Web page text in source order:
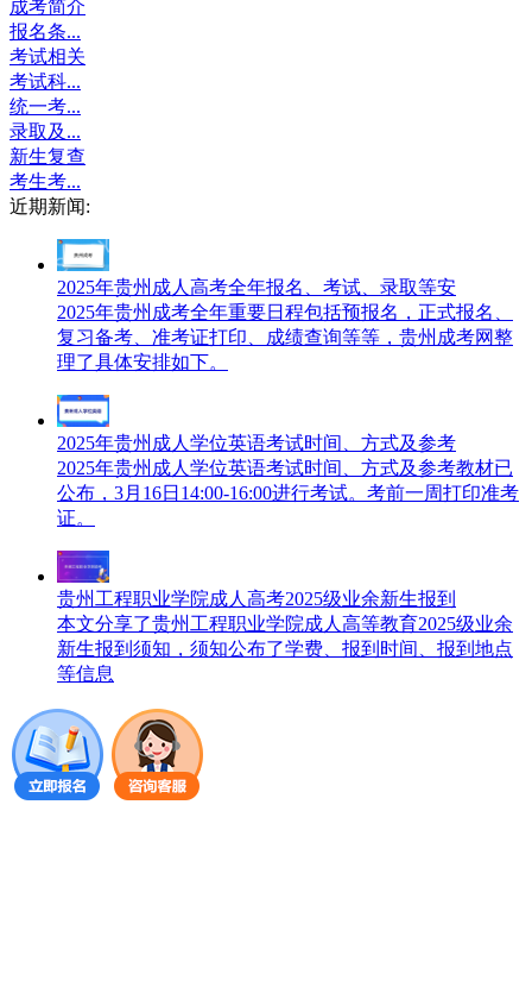
成考简介
报名条...
考试相关
考试科...
统一考...
录取及...
新生复查
考生考...
近期新闻:
2025年贵州成人高考全年报名、考试、录取等安
2025年贵州成考全年重要日程包括预报名，正式报名、
复习备考、准考证打印、成绩查询等等，贵州成考网整
理了具体安排如下。
2025年贵州成人学位英语考试时间、方式及参考
2025年贵州成人学位英语考试时间、方式及参考教材已
公布，3月16日14:00-16:00进行考试。考前一周打印准考
证。
贵州工程职业学院成人高考2025级业余新生报到
本文分享了贵州工程职业学院成人高等教育2025级业余
新生报到须知，须知公布了学费、报到时间、报到地点
等信息